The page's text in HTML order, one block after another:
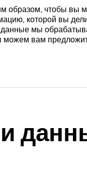
образом, чтобы вы
которой вы
мы
вам